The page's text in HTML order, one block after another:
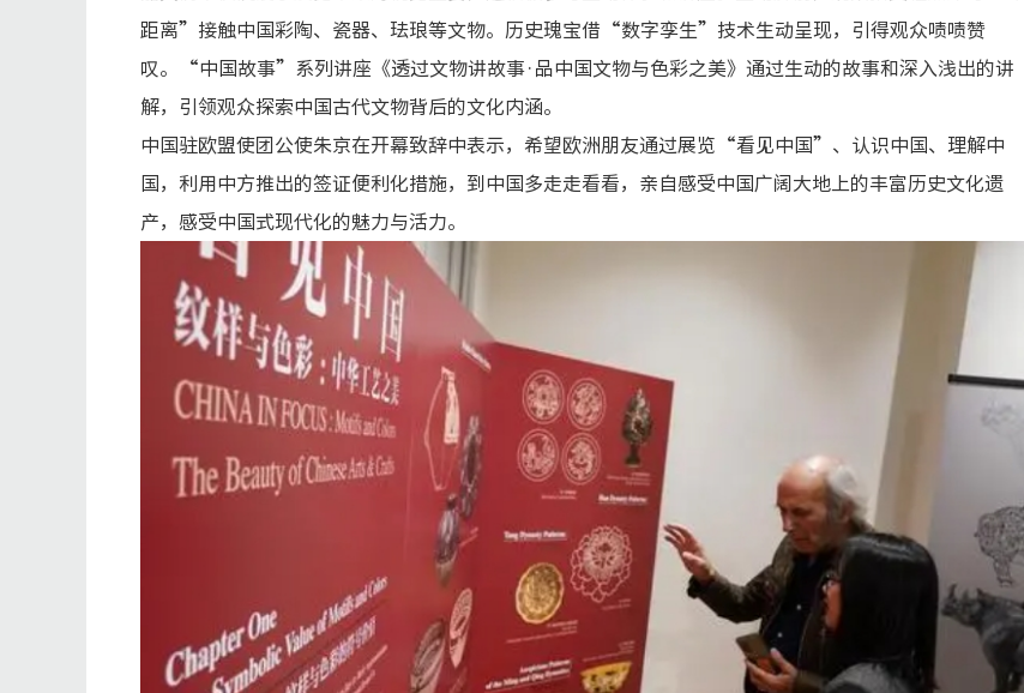
距离”接触中国彩陶、瓷器、珐琅等文物。历史瑰宝借“数字孪生”技术生动呈现，引得观众啧啧赞
叹。“中国故事”系列讲座《透过文物讲故事·品中国文物与色彩之美》通过生动的故事和深入浅出的讲
解，引领观众探索中国古代文物背后的文化内涵。
中国驻欧盟使团公使朱京在开幕致辞中表示，希望欧洲朋友通过展览“看见中国”、认识中国、理解中
国，利用中方推出的签证便利化措施，到中国多走走看看，亲自感受中国广阔大地上的丰富历史文化遗
产，感受中国式现代化的魅力与活力。